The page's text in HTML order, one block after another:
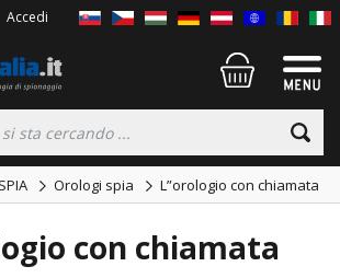
Accedi
Orologi spia L”orologio con chiamata
con chiamata